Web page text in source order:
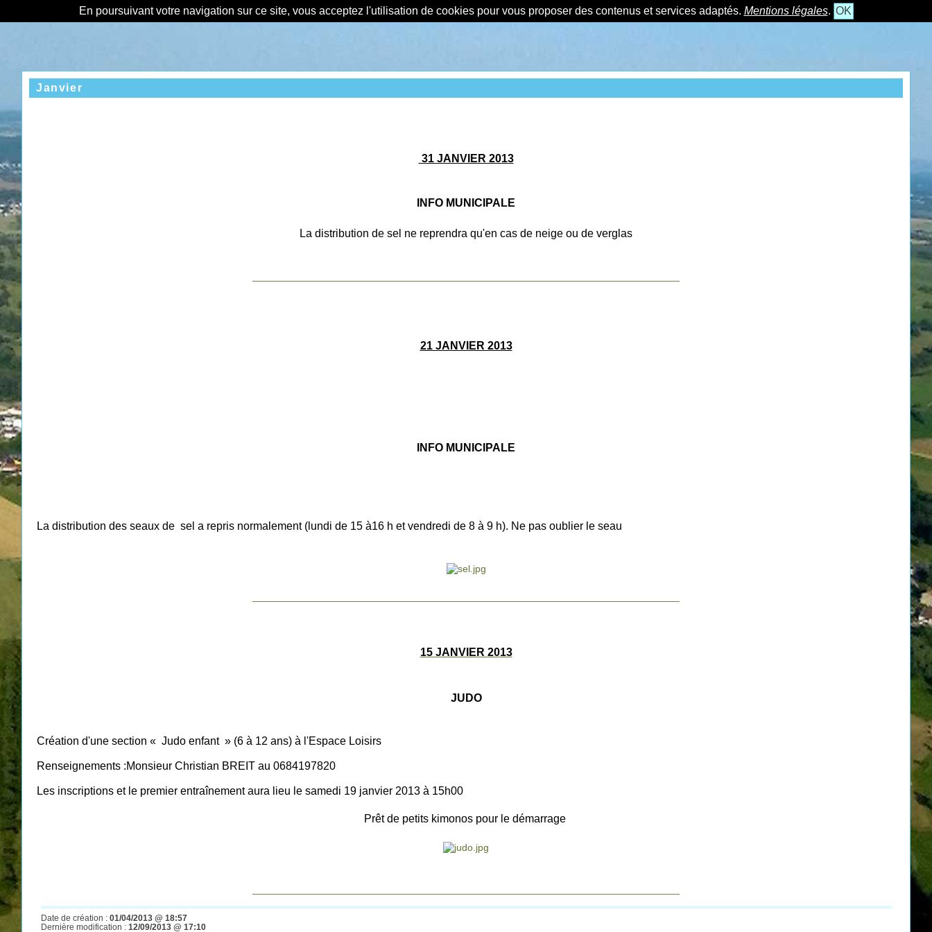
En poursuivant votre navigation sur ce site, vous acceptez l'utilisation de cookies pour vous proposer des contenus et services adaptés. Mentions légales. OK
Janvier
31 JANVIER 2013
INFO MUNICIPALE
La distribution de sel ne reprendra qu'en cas de neige ou de verglas
21 JANVIER 2013
INFO MUNICIPALE
La distribution des seaux de sel a repris normalement (lundi de 15 à16 h et vendredi de 8 à 9 h). Ne pas oublier le seau
15 JANVIER 2013
JUDO
Création d'une section « Judo enfant » (6 à 12 ans) à l'Espace Loisirs
Renseignements :Monsieur Christian BREIT au 0684197820
Les inscriptions et le premier entraînement aura lieu le samedi 19 janvier 2013 à 15h00
Prêt de petits kimonos pour le démarrage
Date de création : 01/04/2013 @ 18:57
Dernière modification : 12/09/2013 @ 17:10